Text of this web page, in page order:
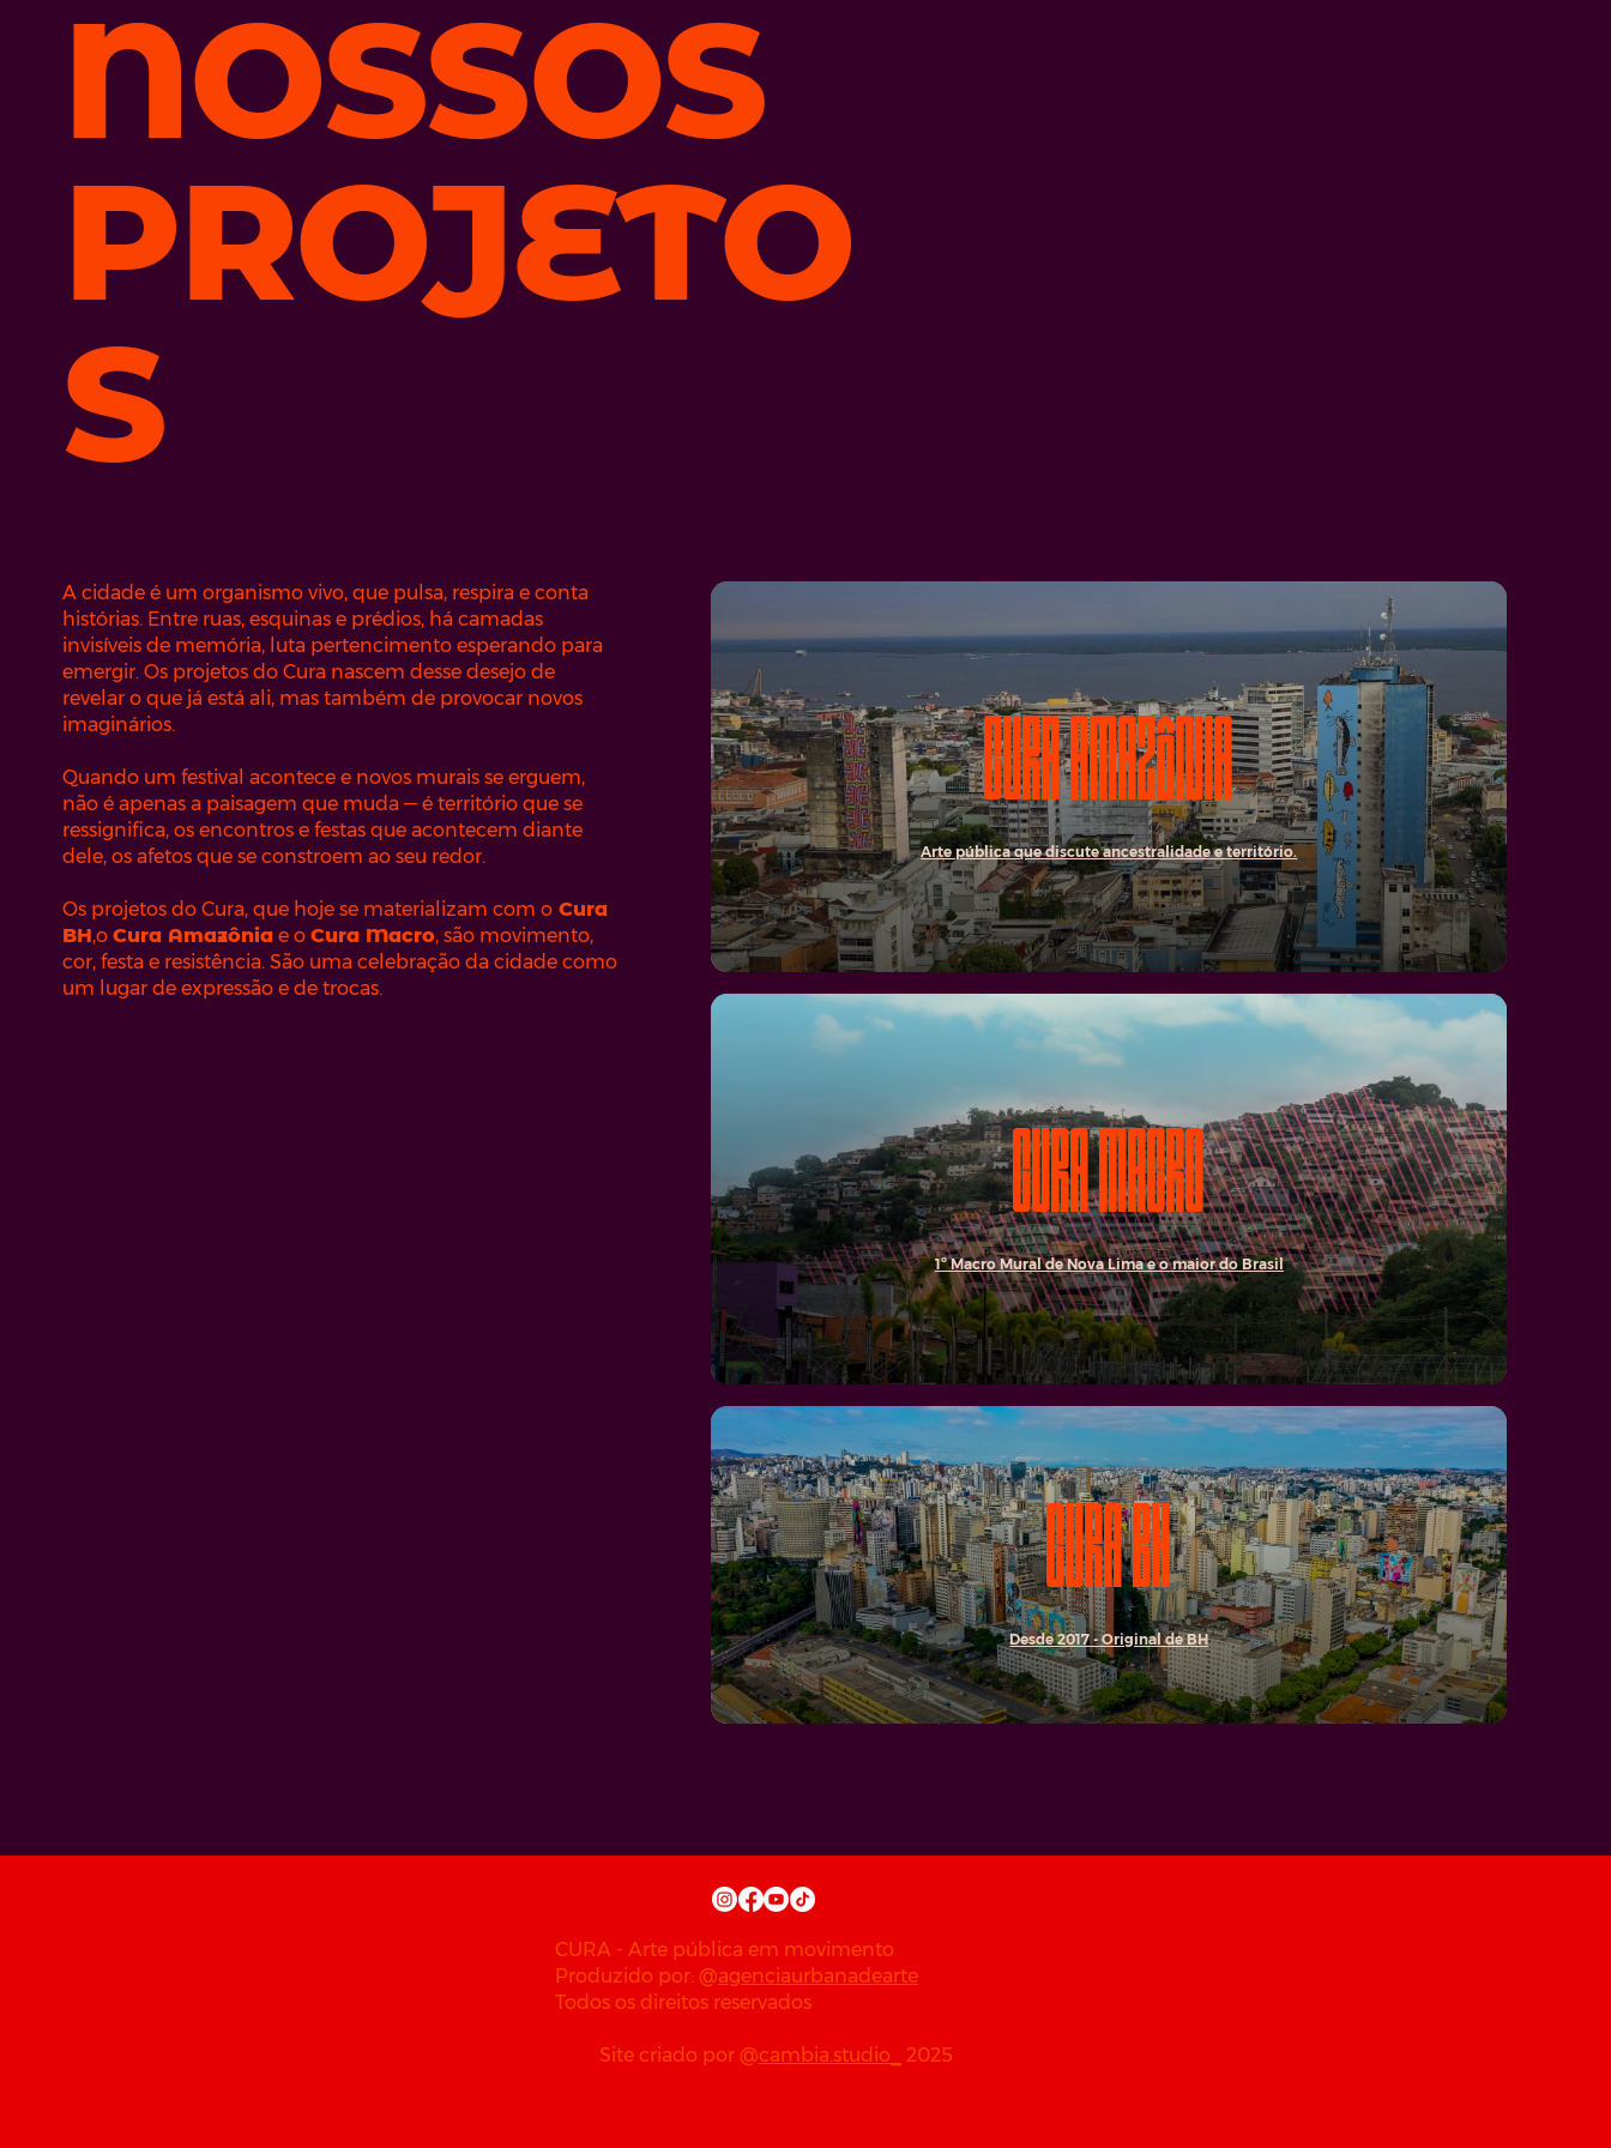
NOSSOS
PROJETO
S
A cidade é um organismo vivo, que pulsa, respira e conta
histórias. Entre ruas, esquinas e prédios, há camadas
invisíveis de memória, luta pertencimento esperando para
emergir. Os projetos do Cura nascem desse desejo de
revelar o que já está ali, mas também de provocar novos
imaginários.
Quando um festival acontece e novos murais se erguem,
não é apenas a paisagem que muda — é território que se
ressignifica, os encontros e festas que acontecem diante
dele, os afetos que se constroem ao seu redor.
Os projetos do Cura, que hoje se materializam com o Cura
BH,oCura Amazônia e oCura Macro, são movimento,
cor, festa e resistência. São uma celebração da cidade como
um lugar de expressão e de trocas.
CURA AMAZÔNIA
Arte pública que discute ancestralidade e território.
CURA MACRO
1º Macro Mural de Nova Lima e o maior do Brasil
CURA BH
Desde 2017 - Original de BH
CURA - Arte pública em movimento
Produzido por: @agenciaurbanadearte
Todos os direitos reservados
Site criado por @cambia.studio_ 2025